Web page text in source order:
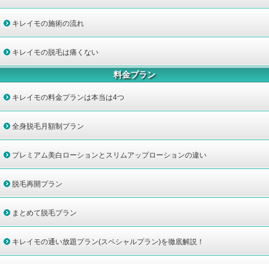
キレイモの施術の流れ
キレイモの脱毛は痛くない
料金プラン
キレイモの料金プランは本当は4つ
全身脱毛月額制プラン
プレミアム美白ローションとスリムアップローションの違い
脱毛再開プラン
まとめて脱毛プラン
キレイモの通い放題プラン(スペシャルプラン)を徹底解説！